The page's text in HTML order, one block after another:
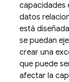
capacidades
datos
está
se puedan
crear una
que puede
afectar la